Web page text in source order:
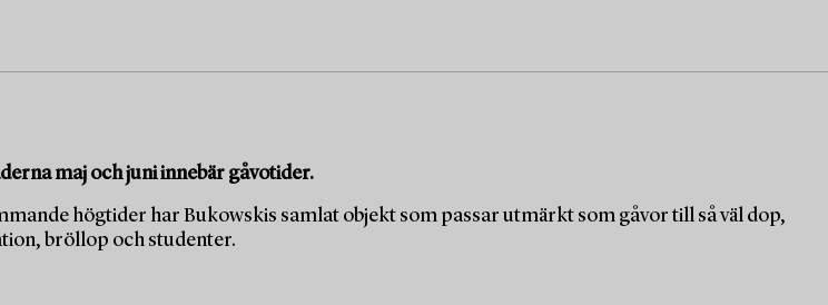
maj och juni innebär gåvotider.
högtider har Bukowskis samlat objekt som passar utmärkt som gåvor till så väl dop,
bröllop och studenter.